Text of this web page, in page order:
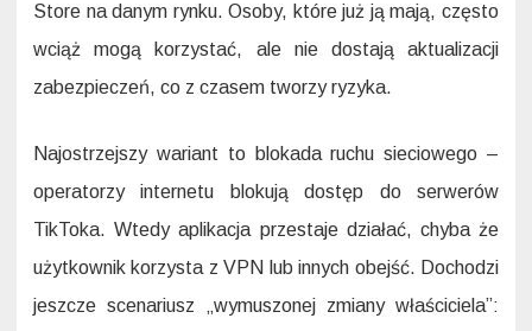
Store na danym rynku. Osoby, które już ją mają, często
wciąż mogą korzystać, ale nie dostają aktualizacji
zabezpieczeń, co z czasem tworzy ryzyka.
Najostrzejszy wariant to blokada ruchu sieciowego –
operatorzy internetu blokują dostęp do serwerów
TikToka. Wtedy aplikacja przestaje działać, chyba że
użytkownik korzysta z VPN lub innych obejść. Dochodzi
jeszcze scenariusz „wymuszonej zmiany właściciela”: